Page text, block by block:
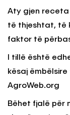
Aty gjen
të thjeshtat, të
faktor të
I tillë është
kësaj
AgroWeb.org
Bëhet fjalë për